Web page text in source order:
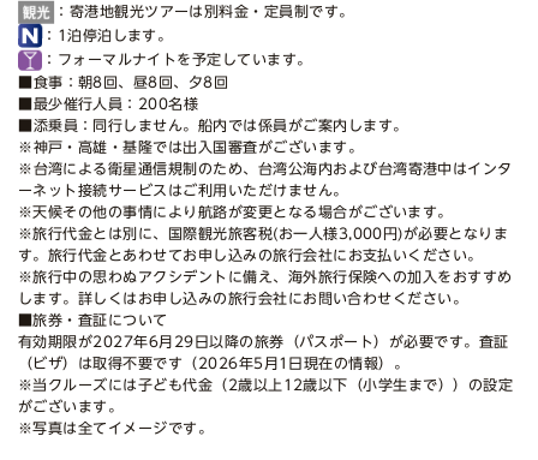
：寄港地観光ツアーは別料金・定員制です。
：1泊停泊します。
：フォーマルナイトを予定しています。
■食事：朝8回、昼8回、夕8回
■最少催行人員：200名様
■添乗員：同行しません。船内では係員がご案内します。
※神戸・高雄・基隆では出入国審査がございます。
※台湾による衛星通信規制のため、台湾公海内および台湾寄港中はインタ
ーネット接続サービスはご利用いただけません。
※天候その他の事情により航路が変更となる場合がございます。
※旅行代金とは別に、国際観光旅客税(お一人様3,000円)が必要となりま
す。旅行代金とあわせてお申し込みの旅行会社にお支払いください。
※旅行中の思わぬアクシデントに備え、海外旅行保険への加入をおすすめ
します。詳しくはお申し込みの旅行会社にお問い合わせください。
■旅券・査証について
有効期限が2027年6月29日以降の旅券（パスポート）が必要です。査証
（ビザ）は取得不要です（2026年5月1日現在の情報）。
※当クルーズには子ども代金（2歳以上12歳以下（小学生まで））の設定
がございます。
※写真は全てイメージです。